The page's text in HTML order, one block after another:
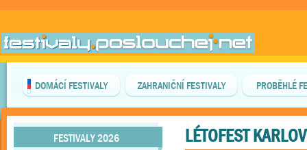
DOMÁCÍ FESTIVALY ZAHRANIČNÍ FESTIVALY PROBĚHLÉ
FESTIVALY 2026 LÉTOFEST